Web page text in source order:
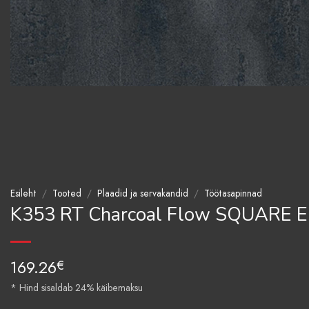
Esileht / Tooted / Plaadid ja servakandid / Töötasapinnad
K353 RT Charcoal Flow SQUARE
169.26€
* Hind sisaldab 24% käibemaksu